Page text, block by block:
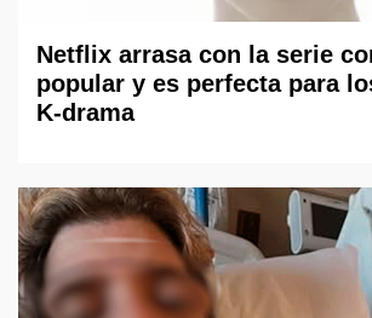
Netflix arrasa con la serie
popular y es perfecta para
K-drama